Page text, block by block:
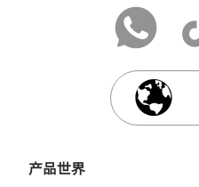
产品世界